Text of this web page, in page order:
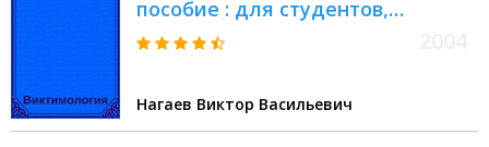
пособие : для студентов,
обучающихся по
"Психология"
Нагаев Виктор Васильевич